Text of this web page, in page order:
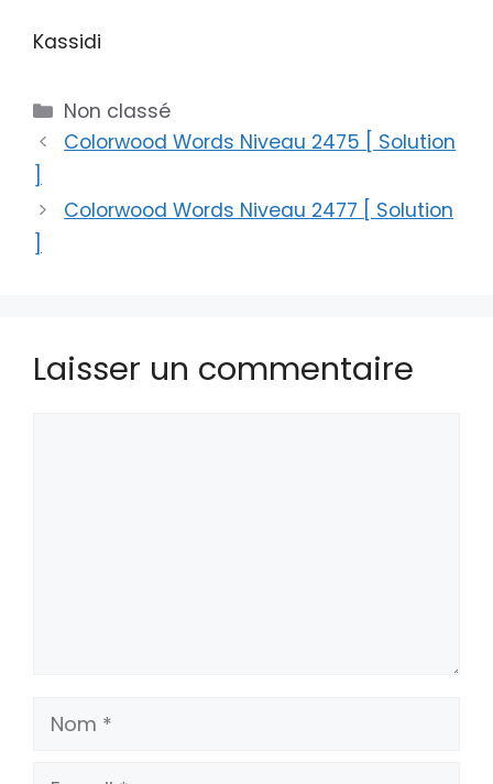
Kassidi
Catégories
Non classé
Colorwood Words Niveau 2475 [ Solution
Colorwood Words Niveau 2477 [ Solution
Laisser un commentaire
Nom
E-